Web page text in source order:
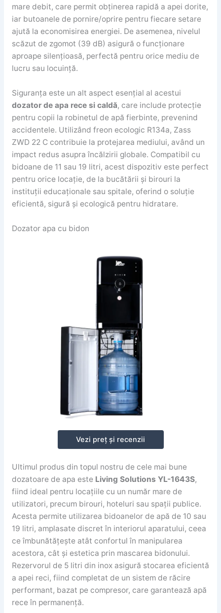
mare debit, care permit obținerea rapidă a apei dorite,
iar butoanele de pornire/oprire pentru fiecare setare
ajută la economisirea energiei. De asemenea, nivelul
scăzut de zgomot (39 dB) asigură o funcționare
aproape silențioasă, perfectă pentru orice mediu de
lucru sau locuință.
Siguranța este un alt aspect esențial al acestui
dozator de apa rece si caldă, care include protecție
pentru copii la robinetul de apă fierbinte, prevenind
accidentele. Utilizând freon ecologic R134a, Zass
ZWD 22 C contribuie la protejarea mediului, având un
impact redus asupra încălzirii globale. Compatibil cu
bidoane de 11 sau 19 litri, acest dispozitiv este perfect
pentru orice locație, de la bucătării și birouri la
instituții educaționale sau spitale, oferind o soluție
eficientă, sigură și ecologică pentru hidratare.
Dozator apa cu bidon
Vezi preț și recenzii
Ultimul produs din topul nostru de cele mai bune
dozatoare de apa este Living Solutions YL-1643S,
fiind ideal pentru locațiile cu un număr mare de
utilizatori, precum birouri, hoteluri sau spații publice.
Acesta permite utilizarea bidoanelor de apă de 10 sau
19 litri, amplasate discret în interiorul aparatului, ceea
ce îmbunătățește atât confortul în manipularea
acestora, cât și estetica prin mascarea bidonului.
Rezervorul de 5 litri din inox asigură stocarea eficientă
a apei reci, fiind completat de un sistem de răcire
performant, bazat pe compresor, care garantează apă
rece în permanență.